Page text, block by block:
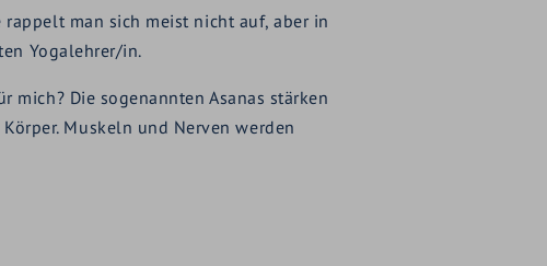
man sich meist nicht auf, aber in
Yogalehrer/in.
mich? Die sogenannten Asanas stärken
Muskeln und Nerven werden